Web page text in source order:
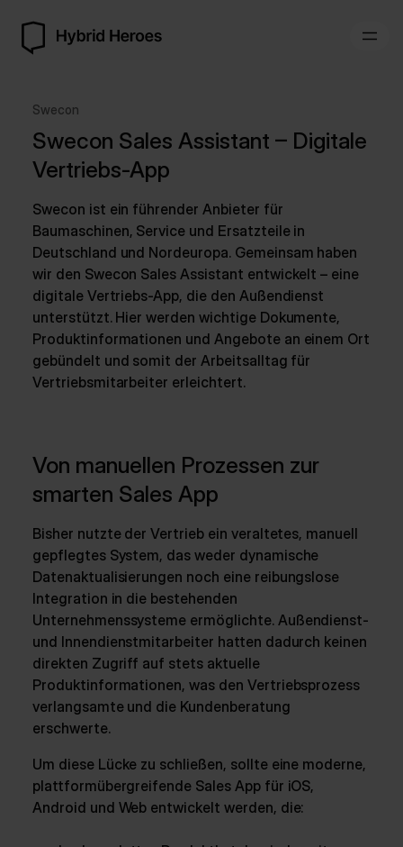
Swecon
Swecon Sales Assistant – Digitale
Vertriebs-App
Swecon ist ein führender Anbieter für
Baumaschinen, Service und Ersatzteile in
Deutschland und Nordeuropa. Gemeinsam haben
wir den Swecon Sales Assistant entwickelt – eine
digitale Vertriebs-App, die den Außendienst
unterstützt. Hier werden wichtige Dokumente,
Produktinformationen und Angebote an einem Ort
gebündelt und somit der Arbeitsalltag für
Vertriebsmitarbeiter erleichtert.
Von manuellen Prozessen zur
smarten Sales App
Bisher nutzte der Vertrieb ein veraltetes, manuell
gepflegtes System, das weder dynamische
Datenaktualisierungen noch eine reibungslose
Integration in die bestehenden
Unternehmenssysteme ermöglichte. Außendienst-
und Innendienstmitarbeiter hatten dadurch keinen
direkten Zugriff auf stets aktuelle
Produktinformationen, was den Vertriebsprozess
verlangsamte und die Kundenberatung
erschwerte.
Um diese Lücke zu schließen, sollte eine moderne,
plattformübergreifende Sales App für iOS,
Android und Web entwickelt werden, die: